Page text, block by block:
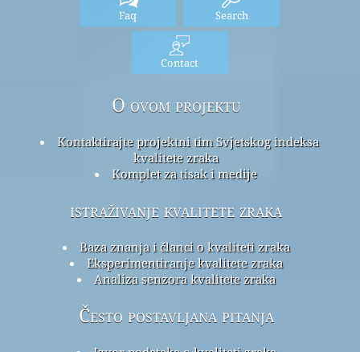
Faq Search
Contact
O ovom projektu
Kontaktirajte projektni tim Svjetskog indeksa
kvalitete zraka
Komplet za tisak i medije
istraživanje kvalitete zraka
Baza znanja i članci o kvaliteti zraka
Eksperimentiranje kvalitete zraka
Analiza senzora kvalitete zraka
Često postavljana pitanja